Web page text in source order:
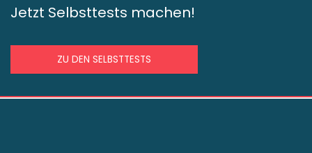
Jetzt Selbsttests machen!
ZU DEN SELBSTTESTS